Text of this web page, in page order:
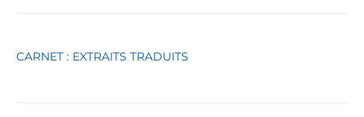
CARNET : EXTRAITS TRADUITS